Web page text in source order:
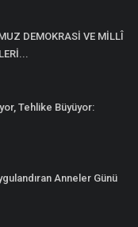
DEMOKRASİ VE MİLLÎ
Tehlike Büyüyor:
Anneler Günü